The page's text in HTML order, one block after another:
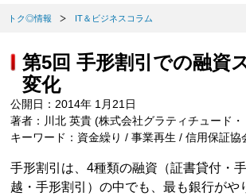
トク◎情報 IT＆ビジネスコラム
第5回 手形割引での融資
変化
公開日：2014年 1月21日
著者：川北 英貴 (株式会社グラティチュード
キーワード：資金繰り / 事業再生 / 信用保証協
手形割引は、4種類の融資（証書貸付・
越・手形割引）の中でも、最も銀行がや